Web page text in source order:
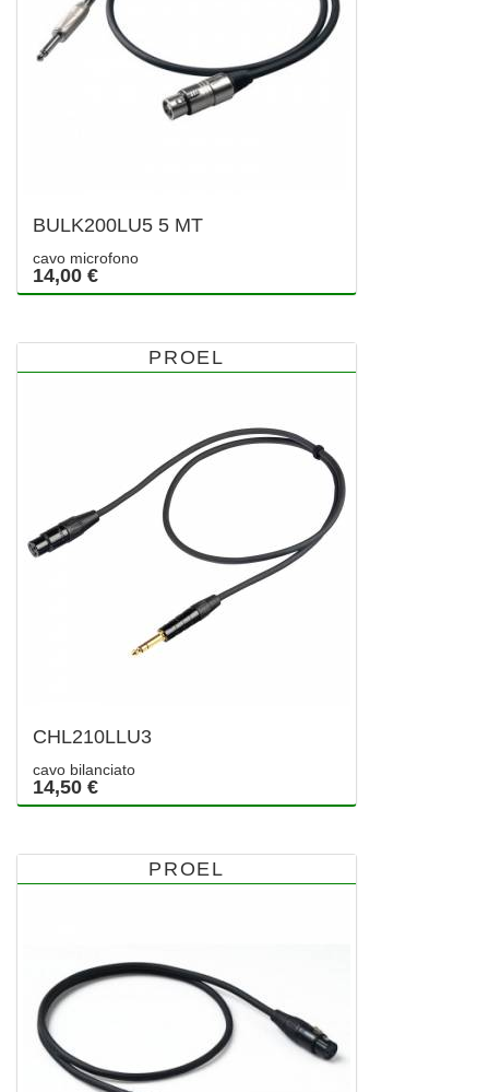
BULK200LU5 5 MT
cavo microfono
14,00 €
PROEL
CHL210LLU3
cavo bilanciato
14,50 €
PROEL